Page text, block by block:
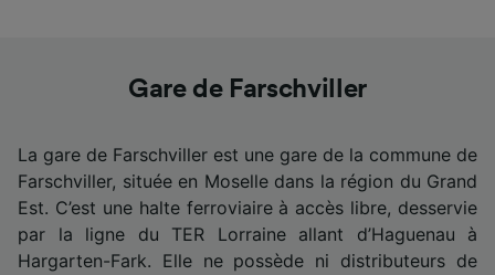
Gare de Farschviller
La gare de Farschviller est une gare de la commune de
Farschviller, située en Moselle dans la région du Grand
Est. C’est une halte ferroviaire à accès libre, desservie
par la ligne du TER Lorraine allant d’Haguenau à
Hargarten-Fark. Elle ne possède ni distributeurs de